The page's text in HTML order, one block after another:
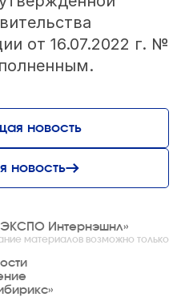
от 16.07.2022 г. №
новость
новость
Интернэшнл»
материалов возможно только